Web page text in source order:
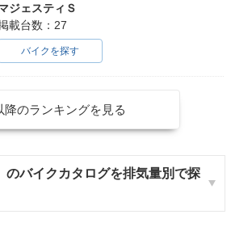
ジェスティＳ
載台数：27
バイクを探す
降のランキングを見る
のバイクカタログを排気量別で探